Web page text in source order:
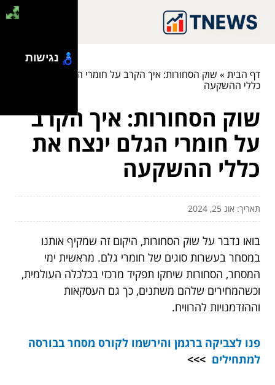
דף הבית» שוק הסחורות: איך הקרב על חומרי הגלם ינצח את
כללי ההשקעה
שוק הסחורות: איך הקרב
על חומרי הגלם ינצח את
כללי ההשקעה
תאריך: אוג 25, 2024
בואו נדבר על שוק הסחורות, היקום זה שמקיף אותנו
במסחר בעשרות סוגים של חומרי גלם. מראשית ימי
המסחר, הסחורות שיחקו תפקיד מרכזי בכלכלה העולמית,
וכשהמחירים שלהם משתנים, כך גם העסקאות
וההזדמנויות להרוויח.
פנו לצביקה ברגמן והירשמו לקורס מסחר בבורסה
למתחילים >>>
נגישות